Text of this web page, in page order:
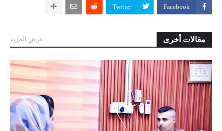
Facebook
Twitter
مقالات أخرى عرض المزيد